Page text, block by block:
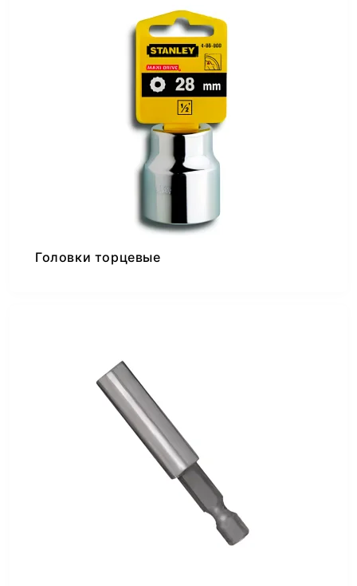
Головки торцевые